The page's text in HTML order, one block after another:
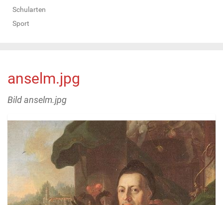
Schularten
Sport
anselm.jpg
Bild anselm.jpg